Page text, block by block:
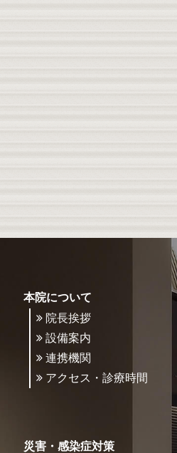
本院について
院長挨拶
設備案内
連携機関
アクセス・診療時間
災害・感染症対策